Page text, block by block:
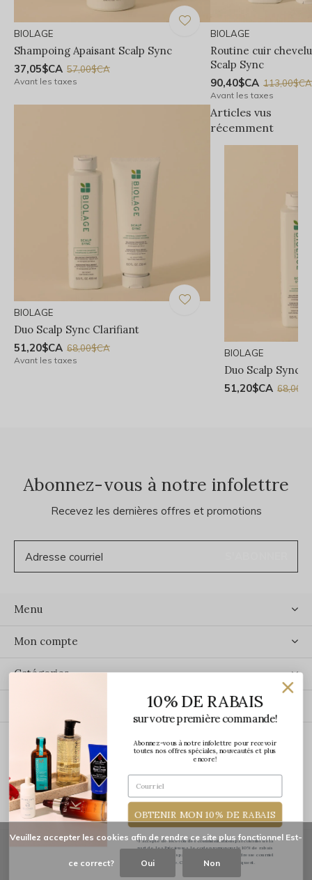
BIOLAGE
Shampoing Apaisant Scalp Sync
37,05$CA 57,00$CA
Avant les taxes
BIOLAGE
Routine cuir
Scalp Sync
90,40$CA 113,00$CA
Avant les taxes
BIOLAGE
Duo Scalp Sync Clarifiant
51,20$CA 68,00$CA
Avant les taxes
Articles vus
récemment
BIOLAGE
Duo Scalp Sync
51,20$CA
Abonnez-vous à notre infolettre
Recevez les dernières offres et promotions
Menu
Mon compte
Catégories
ÉCRIVEZ-NOUS
Veuillez accepter les cookies afin de rendre ce site plus fonctionnel Est-
ce correct? Oui Non
10% DE RABAIS
sur votre première commande!
Abonnez-vous à notre infolettre pour recevoir
toutes nos offres spéciales, nouveautés et plus
encore!
OBTENIR MON 10% DE RABAIS
*J'accepte de recevoir des communications par courriel de la
part de Les Précieuses. Le code promo pour le 10% de rabais
vous sera transmis par courriel une fois votre adresse courriel
confirmée. Certaines exclusions s'appliquent.